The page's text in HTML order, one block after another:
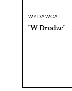
WYDAWCA
"W Drodze"